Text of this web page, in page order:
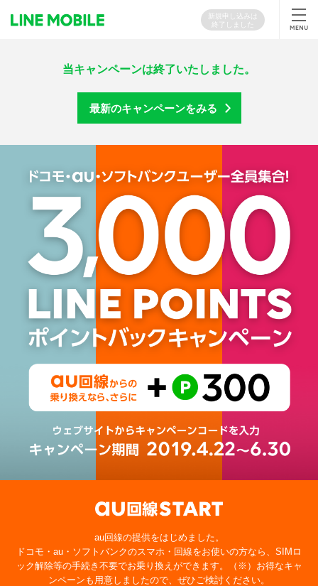
新規申し込みは
終了しました
当キャンペーンは終了いたしました。
最新のキャンペーンをみる
au回線の提供をはじめました。
ドコモ・au・ソフトバンクのスマホ・回線をお使いの方なら、 SIMロ
ック解除等の手続き不要でお乗り換えができます。（※） お得なキャ
ンペーンも用意しましたので、ぜひご検討ください。